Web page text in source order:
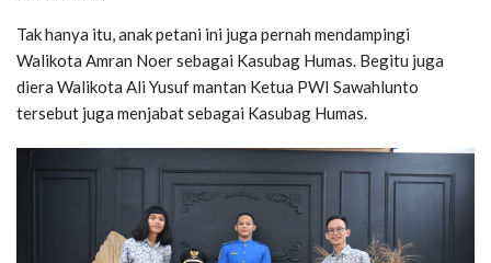
Tak hanya itu, anak petani ini juga pernah mendampingi
Walikota Amran Noer sebagai Kasubag Humas. Begitu juga
diera Walikota Ali Yusuf mantan Ketua PWI Sawahlunto
tersebut juga menjabat sebagai Kasubag Humas.